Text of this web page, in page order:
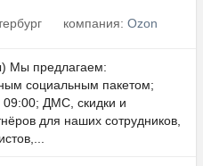
компания: Ozon
Мы предлагаем:
социальным пакетом;
ДМС, скидки и
для наших сотрудников,